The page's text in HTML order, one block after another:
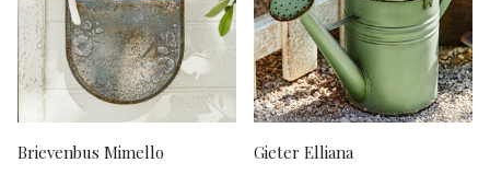
Brievenbus Mimello Gieter Elliana